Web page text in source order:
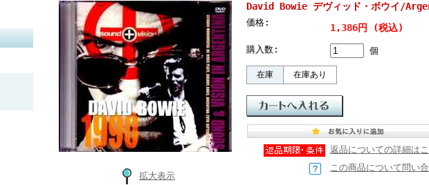
拡大表示
David Bowie デヴィッド・ボウイ/
価格: 1,386円 (税込)
購入数: 個
在庫 在庫あり
返品についての詳細は
この商品について問い